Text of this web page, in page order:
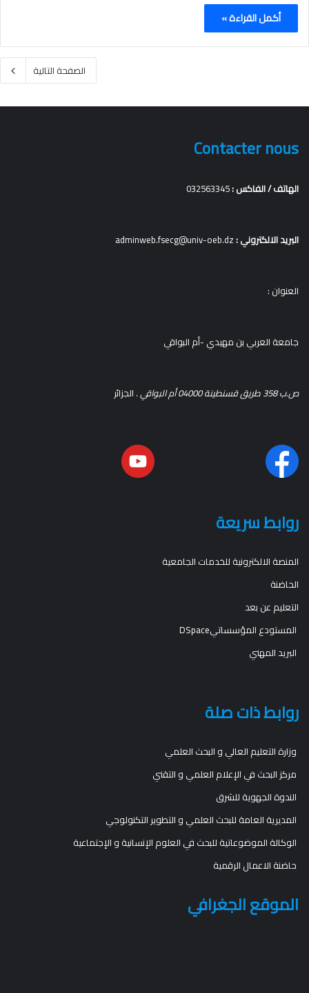
أكمل القراءة »
الصفحة التالية
Contacter nous
الهاتف / الفاكس :032563345
البريد الالكتروني :
العنوان :
جامعة العربي بن مهيدي -أم البواقي
ص.ب 358 طريق قسنطينة 04000 أم البواقي . الجزائر
روابط سريعة
المنصة الالكترونية للخدمات الجامعية
الحاضنة
التعليم عن بعد
المستودع المؤسساتيDSpace
البريد المهني
روابط ذات صلة
وزارة التعليم العالي و البحث العلمي
مركز البحث في الإعلام العلمي و التقني
الندوة الجهوية للشرق
المديرية العامة للبحث العلمي و التطوير التكنولوجي
الوكالة الموضوعاتية للبحث في العلوم الإنسانية و الإجتماعية
حاضنة الاعمال الرقمية
الموقع الجغرافي